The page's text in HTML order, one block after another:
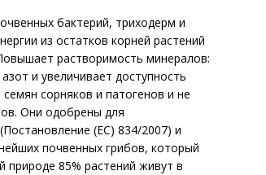
бактерий, триходерм и
из остатков корней растений
растворимость минералов:
и увеличивает доступность
сорняков и патогенов и не
Они одобрены для
(EC) 834/2007) и
почвенных грибов, который
85% растений живут в